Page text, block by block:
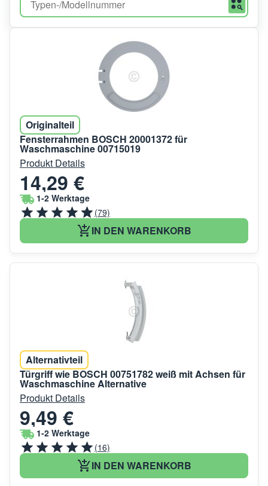
Originalteil
Fensterrahmen BOSCH 20001372 für
Waschmaschine 00715019
Produkt Details
14,29 €
1-2 Werktage
(79)
IN DEN WARENKORB
Alternativteil
Türgriff wie BOSCH 00751782 weiß mit Achsen für
Waschmaschine Alternative
Produkt Details
9,49 €
1-2 Werktage
(16)
IN DEN WARENKORB